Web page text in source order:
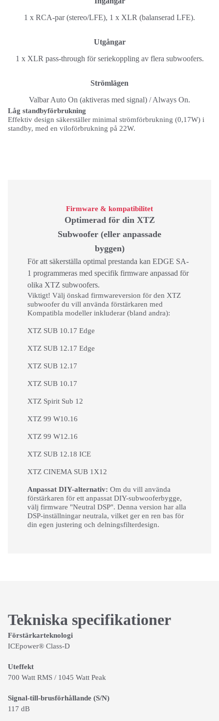
1 x RCA-par (stereo/LFE), 1 x XLR (balanserad LFE).
Utgångar
1 x XLR pass-through för seriekoppling av flera subwoofers.
Strömlägen
Valbar Auto On (aktiveras med signal) / Always On.
Låg standbyförbrukning
Effektiv design säkerställer minimal strömförbrukning (0,17W) i
standby, med en viloförbrukning på 22W.
Firmware & kompatibilitet
Optimerad för din XTZ
Subwoofer (eller anpassade
byggen)
För att säkerställa optimal prestanda kan EDGE SA-
1 programmeras med specifik firmware anpassad för
olika XTZ subwoofers.
Viktigt! Välj önskad firmwareversion för den XTZ
subwoofer du vill använda förstärkaren med
Kompatibla modeller inkluderar (bland andra):
XTZ SUB 10.17 Edge
XTZ SUB 12.17 Edge
XTZ SUB 12.17
XTZ SUB 10.17
XTZ Spirit Sub 12
XTZ 99 W10.16
XTZ 99 W12.16
XTZ SUB 12.18 ICE
XTZ CINEMA SUB 1X12
Anpassat DIY-alternativ: Om du vill använda
förstärkaren för ett anpassat DIY-subwooferbygge,
välj firmware "Neutral DSP". Denna version har alla
DSP-inställningar neutrala, vilket ger en ren bas för
din egen justering och delningsfilterdesign.
Tekniska specifikationer
Förstärkarteknologi
ICEpower® Class-D
Uteffekt
700 Watt RMS / 1045 Watt Peak
Signal-till-brusförhållande (S/N)
117 dB